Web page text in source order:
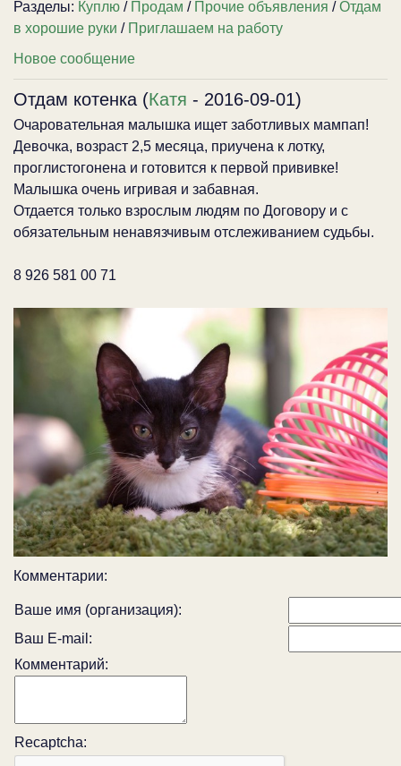
Разделы: Куплю / Продам / Прочие объявления /Отдам
в хорошие руки / Приглашаем на работу
Новое сообщение
Отдам котенка (Катя - 2016-09-01)
Очаровательная малышка ищет заботливых мампап!
Девочка, возраст 2,5 месяца, приучена к лотку,
проглистогонена и готовится к первой прививке!
Малышка очень игривая и забавная.
Отдается только взрослым людям по Договору и с
обязательным ненавязчивым отслеживанием судьбы.
8 926 581 00 71
Комментарии:
Ваше имя (организация):
Ваш E-mail:
Комментарий:
Recaptcha: